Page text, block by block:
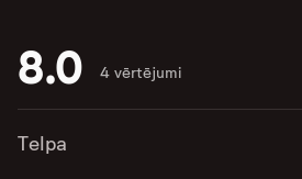
8.0 4 vērtējumi
Telpa